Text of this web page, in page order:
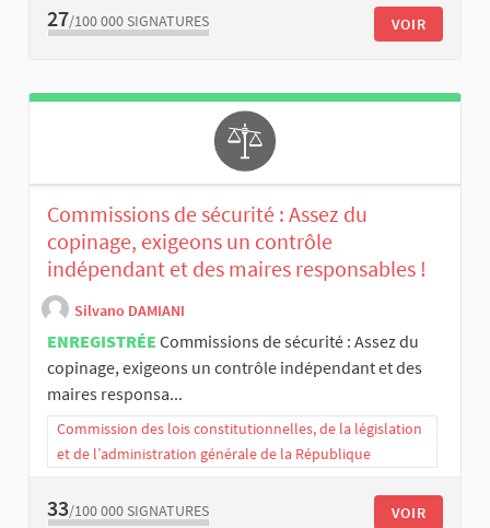
27/100 000 SIGNATURES VOIR
Commissions de sécurité : Assez du
copinage, exigeons un contrôle
indépendant et des maires responsables !
Silvano DAMIANI
ENREGISTRÉE Commissions de sécurité : Assez du
copinage, exigeons un contrôle indépendant et des
maires responsa...
Commission des lois constitutionnelles, de la législation
et de l’administration générale de la République
33/100 000 SIGNATURES VOIR